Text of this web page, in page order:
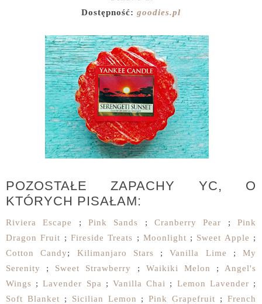
Dostępność: goodies.pl
POZOSTAŁE ZAPACHY YC, O
KTÓRYCH PISAŁAM:
Riviera Escape ;Pink Sands ;Cranberry Pear ;Pink
Dragon Fruit ; Fireside Treats ; Moonlight ; Sweet Apple ;
Cotton Candy; Kilimanjaro Stars ;Vanilla Lime ; My
Serenity
; Sweet Strawberry ; Waikiki Melon ; Angel's
Wings ;Lavender Spa ;Vanilla Chai ; Lemon Lavender ;
Soft Blanket ; Sicilian Lemon ;Pink Grapefruit ;French